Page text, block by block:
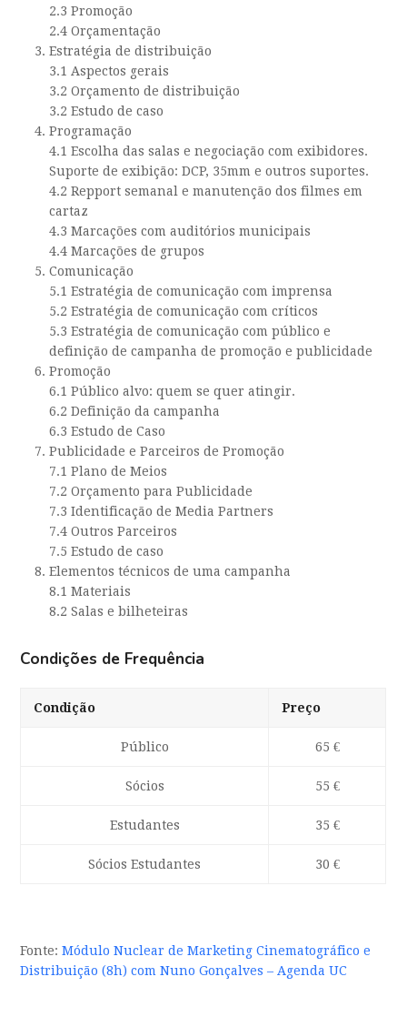
2.3 Promoção
2.4 Orçamentação
Estratégia de distribuição
3.1 Aspectos gerais
3.2 Orçamento de distribuição
3.2 Estudo de caso
Programação
4.1 Escolha das salas e negociação com exibidores.
Suporte de exibição: DCP, 35mm e outros suportes.
4.2 Repport semanal e manutenção dos filmes em
cartaz
4.3 Marcações com auditórios municipais
4.4 Marcações de grupos
Comunicação
5.1 Estratégia de comunicação com imprensa
5.2 Estratégia de comunicação com críticos
5.3 Estratégia de comunicação com público e
definição de campanha de promoção e publicidade
Promoção
6.1 Público alvo: quem se quer atingir.
6.2 Definição da campanha
6.3 Estudo de Caso
Publicidade e Parceiros de Promoção
7.1 Plano de Meios
7.2 Orçamento para Publicidade
7.3 Identificação de Media Partners
7.4 Outros Parceiros
7.5 Estudo de caso
Elementos técnicos de uma campanha
8.1 Materiais
8.2 Salas e bilheteiras
Condições de Frequência
Condição Preço
Público 65 €
Sócios 55 €
Estudantes 35 €
Sócios Estudantes 30 €
Fonte:Módulo Nuclear de Marketing Cinematográfico e
Distribuição (8h) com Nuno Gonçalves – Agenda UC